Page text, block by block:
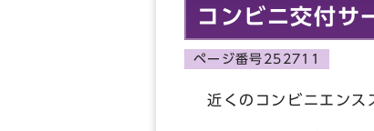
コンビニ交付サ
ページ番号252711
近くのコンビニエンス